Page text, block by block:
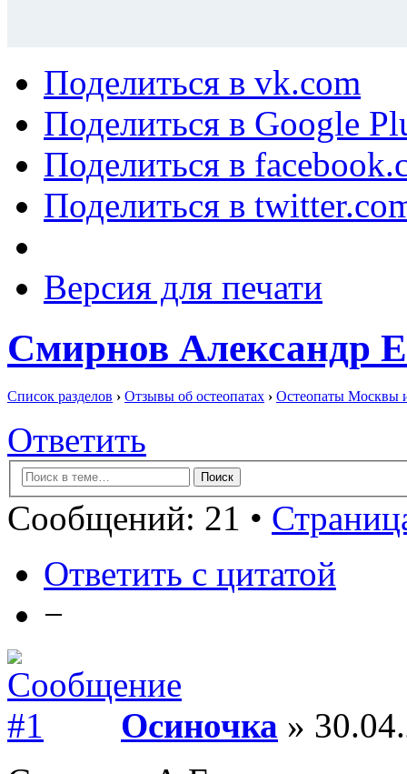
Поделиться в vk.com
Поделиться в Google
Поделиться в
Поделиться в
Версия для печати
Смирнов Александр
Список разделов › Отзывы об остеопатах › Остеопаты Москвы
Ответить
Сообщений: 21 •
Ответить с цитатой
−
Осиночка »